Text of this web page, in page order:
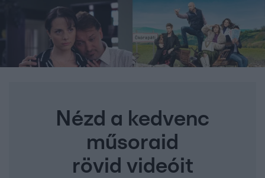
Nézd a kedvenc
műsoraid
rövid videóit